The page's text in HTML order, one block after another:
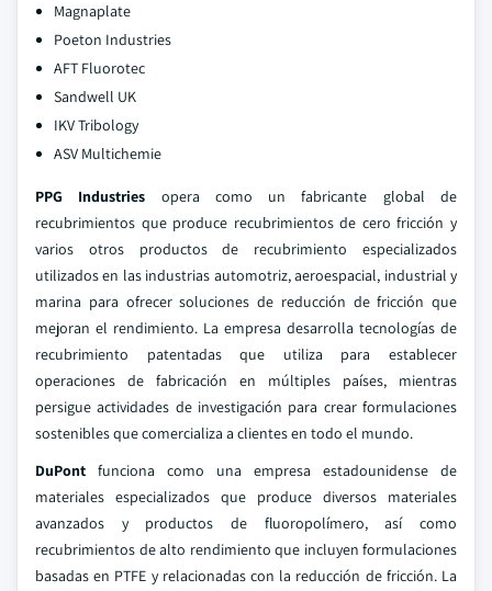
Magnaplate
Poeton Industries
AFT Fluorotec
Sandwell UK
IKV Tribology
ASV Multichemie
PPG Industries opera como un fabricante global de
recubrimientos que produce recubrimientos de cero fricción y
varios otros productos de recubrimiento especializados
utilizados en las industrias automotriz, aeroespacial, industrial y
marina para ofrecer soluciones de reducción de fricción que
mejoran el rendimiento. La empresa desarrolla tecnologías de
recubrimiento patentadas que utiliza para establecer
operaciones de fabricación en múltiples países, mientras
persigue actividades de investigación para crear formulaciones
sostenibles que comercializa a clientes en todo el mundo.
DuPont funciona como una empresa estadounidense de
materiales especializados que produce diversos materiales
avanzados y productos de fluoropolímero, así como
recubrimientos de alto rendimiento que incluyen formulaciones
basadas en PTFE y relacionadas con la reducción de fricción. La